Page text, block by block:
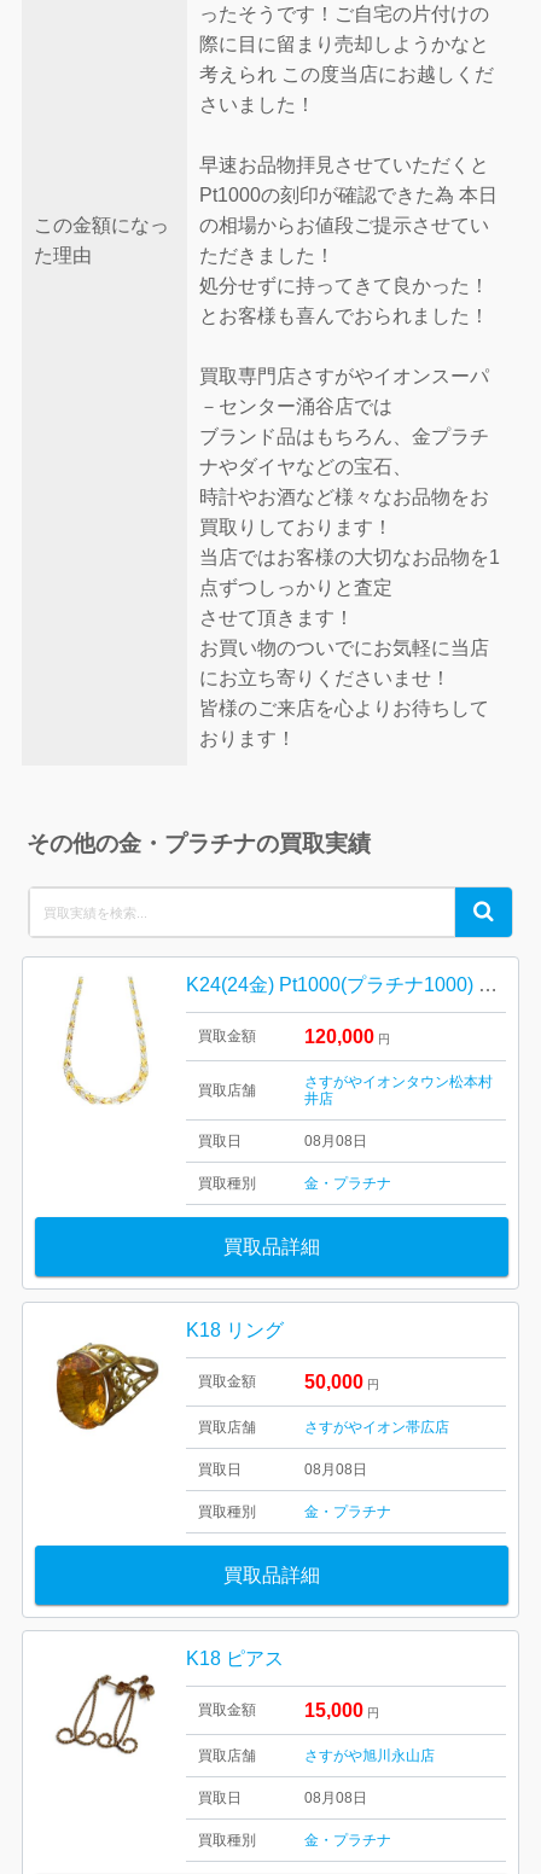
この金額になっ
た理由
ったそうです！ご自宅の片付けの
際に目に留まり売却しようかなと
考えられ この度当店にお越しくだ
さいました！
早速お品物拝見させていただくと
Pt1000の刻印が確認できた為 本日
の相場からお値段ご提示させてい
ただきました！
処分せずに持ってきて良かった！
とお客様も喜んでおられました！
買取専門店さすがやイオンスーパ
－センター涌谷店では
ブランド品はもちろん、金プラチ
ナやダイヤなどの宝石、
時計やお酒など様々なお品物をお
買取りしております！
当店ではお客様の大切なお品物を1
点ずつしっかりと査定
させて頂きます！
お買い物のついでにお気軽に当店
にお立ち寄りくださいませ！
皆様のご来店を心よりお待ちして
おります！
その他の金・プラチナの買取実績
for:
Search
K24(24金) Pt1000(プラチナ1000) コンビネックレス
買取金額 120,000 円
買取店舗
さすがやイオンタウン松本村
井店
買取日 08月08日
買取種別 金・プラチナ
買取品詳細
K18 リング
買取金額 50,000 円
買取店舗 さすがやイオン帯広店
買取日 08月08日
買取種別 金・プラチナ
買取品詳細
K18 ピアス
買取金額 15,000 円
買取店舗 さすがや旭川永山店
買取日 08月08日
買取種別 金・プラチナ